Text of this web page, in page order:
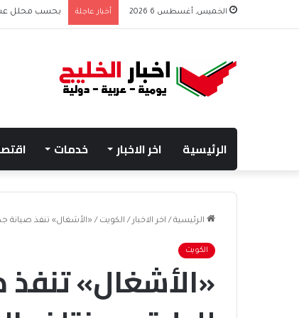
الخميس, أغسطس 6 2026 أخبار عاجلة بحسب محلل
الرئيسية اخر الاخبار خدمات
الرئيسية / اخر الاخبار / الكويت / «الأشغال» تنفذ صيانة
الكويت
«الأشغال»